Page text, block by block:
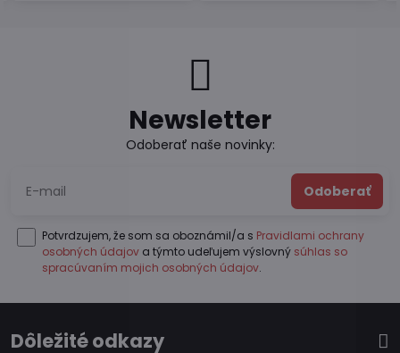
Newsletter
Odoberať naše novinky:
Odoberať
Potvrdzujem, že som sa oboznámil/a s Pravidlami ochrany
osobných údajov a týmto udeľujem výslovný súhlas so
spracúvaním mojich osobných údajov.
Dôležité odkazy